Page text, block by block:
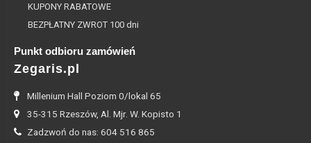
KUPONY RABATOWE
BEZPŁATNY ZWROT 100 dni
Punkt odbioru zamówień
Zegaris.pl
Millenium Hall Poziom 0/lokal 65
35-315 Rzeszów, Al. Mjr. W. Kopisto 1
Zadzwoń do nas: 604 516 865